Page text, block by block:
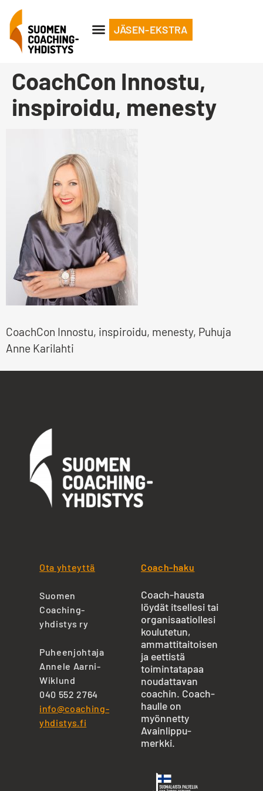
JÄSEN-EKSTRA
CoachCon Innostu,
inspiroidu, menesty
CoachCon Innostu, inspiroidu, menesty, Puhuja
Anne Karilahti
Ota yhteyttä
Suomen
Coaching-
yhdistys ry
Puheenjohtaja
Annele Aarni-
Wiklund
040 552 2764
info@coaching-
yhdistys.fi
Coach-haku
Coach-hausta
löydät itsellesi tai
organisaatiollesi
koulutetun,
ammattitaitoisen
ja eettistä
toimintatapaa
noudattavan
coachin. Coach-
haulle on
myönnetty
Avainlippu-
merkki.